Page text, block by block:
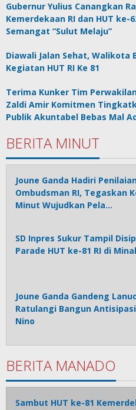
Gubernur Yulius Canangkan
Kemerdekaan RI dan HUT
Semangat “Sulut Melaju”
Diawali Jalan Sehat, Walikota
Kegiatan HUT RI Ke 81
Terima Kunker Tim
Zaldi Amir Komitmen
Publik Akuntabel Bebas Mal
BERITA MINUT
Joune Ganda Hadiri
Ombudsman RI, Tegaskan
Minut Wujudkan Pela…
SD Inpres Sukur Tampil
Parade HUT ke-81 RI di
Joune Ganda Gandeng
Ratulangi Bangun
Nino
BERITA MANADO
Sambut HUT ke-81